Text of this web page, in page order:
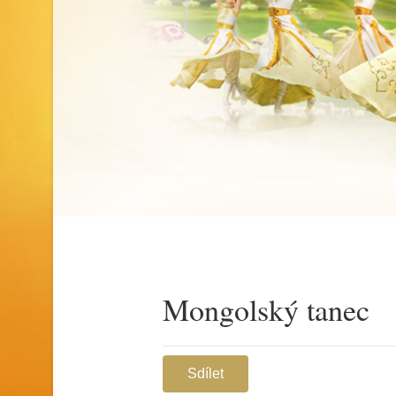
Mongolský tanec
Sdílet